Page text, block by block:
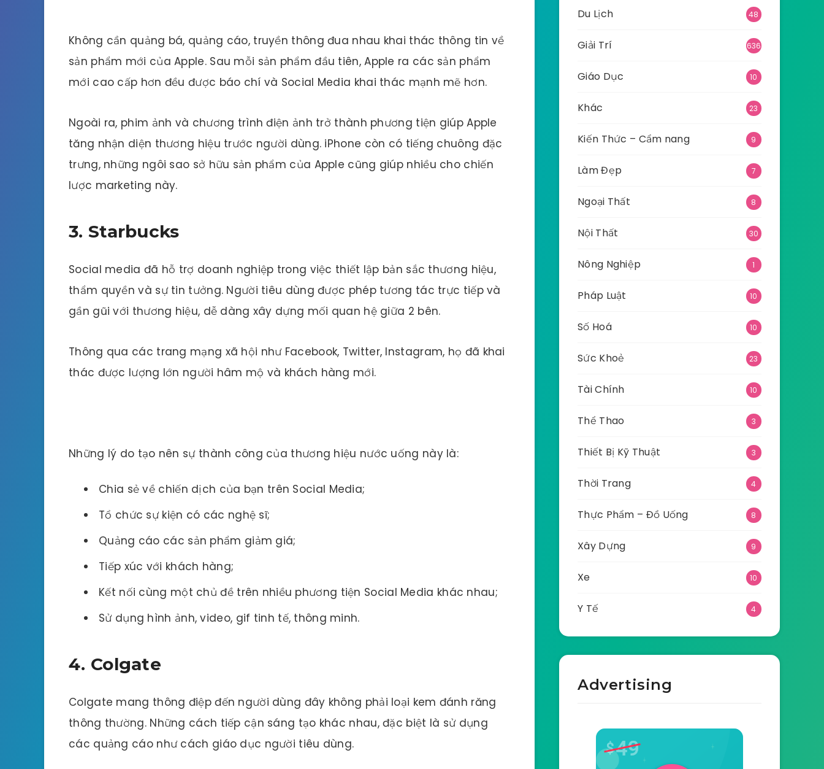
Không cần quảng bá, quảng cáo, truyền thông đua nhau khai thác thông tin về
sản phẩm mới của Apple. Sau mỗi sản phẩm đầu tiên, Apple ra các sản phẩm
mới cao cấp hơn đều được báo chí và Social Media khai thác mạnh mẽ hơn.
Ngoài ra, phim ảnh và chương trình điện ảnh trở thành phương tiện giúp Apple
tăng nhận diện thương hiệu trước người dùng. iPhone còn có tiếng chuông đặc
trưng, những ngôi sao sở hữu sản phẩm của Apple cũng giúp nhiều cho chiến
lược marketing này.
3. Starbucks
Social media đã hỗ trợ doanh nghiệp trong việc thiết lập bản sắc thương hiệu,
thẩm quyền và sự tin tưởng. Người tiêu dùng được phép tương tác trực tiếp và
gần gũi với thương hiệu, dễ dàng xây dựng mối quan hệ giữa 2 bên.
Thông qua các trang mạng xã hội như Facebook, Twitter, Instagram, họ đã khai
thác được lượng lớn người hâm mộ và khách hàng mới.
Những lý do tạo nên sự thành công của thương hiệu nước uống này là:
Chia sẻ về chiến dịch của bạn trên Social Media;
Tổ chức sự kiện có các nghệ sĩ;
Quảng cáo các sản phẩm giảm giá;
Tiếp xúc với khách hàng;
Kết nối cùng một chủ đề trên nhiều phương tiện Social Media khác nhau;
Sử dụng hình ảnh, video, gif tinh tế, thông minh.
4. Colgate
Colgate mang thông điệp đến người dùng đây không phải loại kem đánh răng
thông thường. Những cách tiếp cận sáng tạo khác nhau, đặc biệt là sử dụng
các quảng cáo như cách giáo dục người tiêu dùng.
Du Lịch 48
Giải Trí 636
Giáo Dục 10
Khác 23
Kiến Thức – Cẩm nang 9
Làm Đẹp 7
Ngoại Thất 8
Nội Thất 30
Nông Nghiệp 1
Pháp Luật 10
Số Hoá 10
Sức Khoẻ 23
Tài Chính 10
Thể Thao 3
Thiết Bị Kỹ Thuật 3
Thời Trang 4
Thực Phẩm – Đồ Uống 8
Xây Dựng 9
Xe 10
Y Tế 4
Advertising